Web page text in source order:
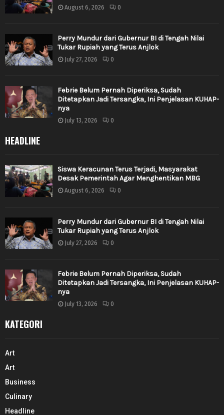
August 6, 2026 0
Perry Mundur dari Gubernur BI di Tengah Nilai
Tukar Rupiah yang Terus Anjlok
July 27, 2026 0
Febrie Belum Pernah Diperiksa, Sudah
Ditetapkan Jadi Tersangka, Ini Penjelasan KUHAP-
nya
July 13, 2026 0
HEADLINE
Siswa Keracunan Terus Terjadi, Masyarakat
Desak Pemerintah Agar Menghentikan MBG
August 6, 2026 0
Perry Mundur dari Gubernur BI di Tengah Nilai
Tukar Rupiah yang Terus Anjlok
July 27, 2026 0
Febrie Belum Pernah Diperiksa, Sudah
Ditetapkan Jadi Tersangka, Ini Penjelasan KUHAP-
nya
July 13, 2026 0
KATEGORI
Art
Art
Business
Culinary
Headline